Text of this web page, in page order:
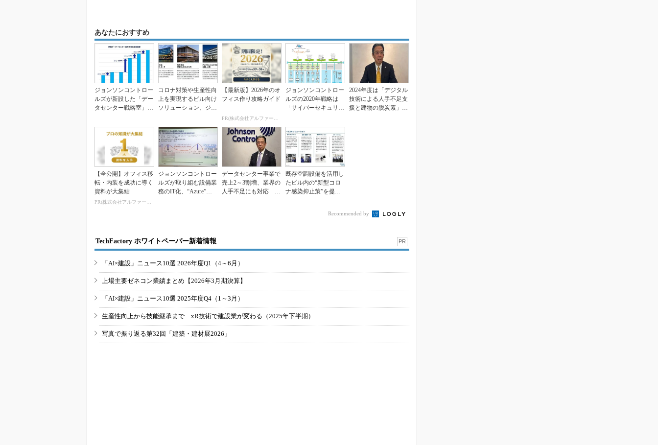
あなたにおすすめ
ジョンソンコントロー
ルズが新設した「デー
タセンター戦略室」に
コロナ対策や生産性向
上を実現するビル向け
ソリューション、ジョ
【最新版】2026年のオ
フィス作り攻略ガイド
PR(株式会社アルファーテクノ)
ジョンソンコントロー
ルズの2020年戦略は
「サイバーセキュリテ
2024年度は「デジタル
技術による人手不足支
援と建物の脱炭素」に
【全公開】オフィス移
転・内装を成功に導く
資料が大集結
PR(株式会社アルファーテクノ)
ジョンソンコントロー
ルズが取り組む設備業
務のIT化、“Azure”でB
データセンター事業で
売上2～3割増、業界の
人手不足にも対応 ジ
既存空調設備を活用し
たビル内の“新型コロ
ナ感染抑止策”を提
Recommended by
TechFactory ホワイトペーパー新着情報 PR
「AI×建設」ニュース10選 2026年度Q1（4～6月）
上場主要ゼネコン業績まとめ【2026年3月期決算】
「AI×建設」ニュース10選 2025年度Q4（1～3月）
生産性向上から技能継承まで xR技術で建設業が変わる（2025年下半期）
写真で振り返る第32回「建築・建材展2026」